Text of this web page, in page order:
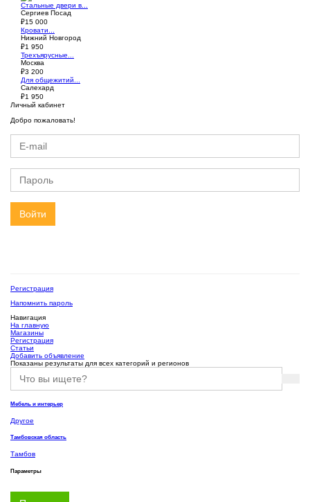
Стальные двери в...
Сергиев Посад
₽15 000
Кровати...
Нижний Новгород
₽1 950
Трехъярусные...
Москва
₽3 200
Для общежитий...
Салехард
₽1 950
Личный кабинет
Добро пожаловать!
Войти
Регистрация
Напомнить пароль
Навигация
На главную
Магазины
Регистрация
Статьи
Добавить объявление
Показаны результаты для всех категорий и регионов
Мебель и интерьер
Другое
Тамбовская область
Тамбов
Параметры